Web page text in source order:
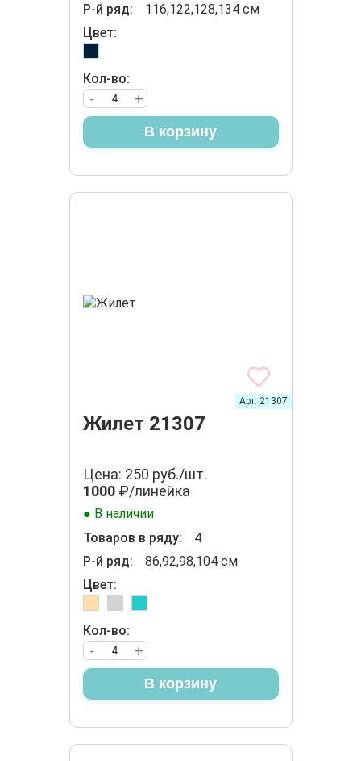
Р-й ряд:
116,122,128,134 см
Цвет:
Кол-во:
+
-
В корзину
Жилет 21307
Арт. 21307
Цена: 250 руб./шт.
1000₽/линейка
● В наличии
Товаров в ряду:
4
Р-й ряд:
86,92,98,104 см
Цвет:
Кол-во:
+
-
В корзину